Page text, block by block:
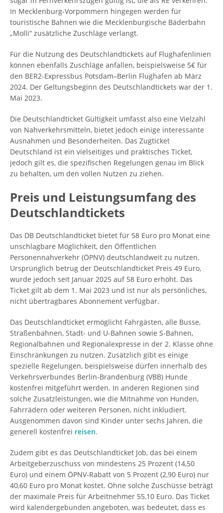
In Mecklenburg-Vorpommern hingegen werden für
touristische Bahnen wie die Mecklenburgische Bäderbahn
„Molli“ zusätzliche Zuschläge verlangt.
Für die Nutzung des Deutschlandtickets auf Flughafenlinien
können ebenfalls Zuschläge anfallen, beispielsweise 5€ für
den BER2-Expressbus Potsdam–Berlin Flughafen ab März
2024. Der Geltungsbeginn des Deutschlandtickets war der 1.
Mai 2023.
Die Deutschlandticket Gültigkeit umfasst also eine Vielzahl
von Nahverkehrsmitteln, bietet jedoch einige interessante
Ausnahmen und Besonderheiten. Das Zugticket
Deutschland ist ein vielseitiges und praktisches Ticket,
jedoch gilt es, die spezifischen Regelungen genau im Blick
zu behalten, um den vollen Nutzen zu ziehen.
Preis und Leistungsumfang des
Deutschlandtickets
Das DB Deutschlandticket bietet für 58 Euro pro Monat eine
unschlagbare Möglichkeit, den Öffentlichen
Personennahverkehr (ÖPNV) deutschlandweit zu nutzen.
Ursprünglich betrug der Deutschlandticket Preis 49 Euro,
wurde jedoch seit Januar 2025 auf 58 Euro erhöht. Das
Ticket gilt ab dem 1. Mai 2023 und ist nur als persönliches,
nicht übertragbares Abonnement verfügbar.
Das Deutschlandticket ermöglicht Fahrgästen, alle Busse,
Straßenbahnen, Stadt- und U-Bahnen sowie S-Bahnen,
Regionalbahnen und Regionalexpresse in der 2. Klasse ohne
Einschränkungen zu nutzen. Zusätzlich gibt es einige
spezielle Regelungen, beispielsweise dürfen innerhalb des
Verkehrsverbundes Berlin-Brandenburg (VBB) Hunde
kostenfrei mitgeführt werden. In anderen Regionen sind
solche Zusatzleistungen, wie die Mitnahme von Hunden,
Fahrrädern oder weiteren Personen, nicht inkludiert.
Ausgenommen davon sind Kinder unter sechs Jahren, die
generell kostenfrei reisen.
Zudem gibt es das Deutschlandticket Job, das bei einem
Arbeitgeberzuschuss von mindestens 25 Prozent (14,50
Euro) und einem ÖPNV-Rabatt von 5 Prozent (2,90 Euro) nur
40,60 Euro pro Monat kostet. Ohne solche Zuschüsse beträgt
der maximale Preis für Arbeitnehmer 55,10 Euro. Das Ticket
wird kalendergebunden angeboten, was bedeutet, dass es